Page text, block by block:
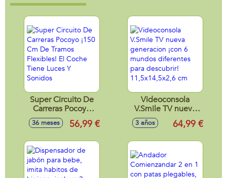
Super Circuito De
Carreras Pocoyo
¡150 Cm De Tramos
Flexibles! El Coche
Sonidos
36 meses 56,99 €
Videoconsola
V.Smile TV nueva
generacion ¡con 6
mundos diferentes
3 años 64,99 €